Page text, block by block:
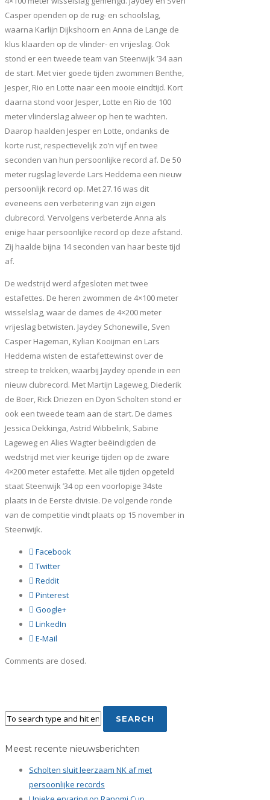
Casper openden op de rug- en schoolslag,
waarna Karlijn Dijkshoorn en Anna de Lange de
klus klaarden op de vlinder- en vrijeslag. Ook
stond er een tweede team van Steenwijk ’34 aan
de start. Met vier goede tijden zwommen Benthe,
Jesper, Rio en Lotte naar een mooie eindtijd. Kort
daarna stond voor Jesper, Lotte en Rio de 100
meter vlinderslag alweer op hen te wachten.
Daarop haalden Jesper en Lotte, ondanks de
korte rust, respectievelijk zo’n vijf en twee
seconden van hun persoonlijke record af. De 50
meter rugslag leverde Lars Heddema een nieuw
persoonlijk record op. Met 27.16 was dit
eveneens een verbetering van zijn eigen
clubrecord. Vervolgens verbeterde Anna als
enige haar persoonlijke record op deze afstand.
Zij haalde bijna 14 seconden van haar beste tijd
af.
De wedstrijd werd afgesloten met twee
estafettes. De heren zwommen de 4×100 meter
wisselslag, waar de dames de 4×200 meter
vrijeslag betwisten. Jaydey Schonewille, Sven
Casper Hageman, Kylian Kooijman en Lars
Heddema wisten de estafettewinst over de
streep te trekken, waarbij Jaydey opende in een
nieuw clubrecord. Met Martijn Lageweg, Diederik
de Boer, Rick Driezen en Dyon Scholten stond er
ook een tweede team aan de start. De dames
Jessica Dekkinga, Astrid Wibbelink, Sabine
Lageweg en Alies Wagter beëindigden de
wedstrijd met vier keurige tijden op de zware
4×200 meter estafette. Met alle tijden opgeteld
staat Steenwijk ’34 op een voorlopige 34ste
plaats in de Eerste divisie. De volgende ronde
van de competitie vindt plaats op 15 november in
Steenwijk.
Facebook
Twitter
Reddit
Pinterest
Google+
LinkedIn
E-Mail
Comments are closed.
Meest recente nieuwsberichten
Scholten sluit leerzaam NK af met
persoonlijke records